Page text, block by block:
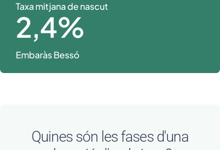
Taxa mitjana de nascut
2,4%
Embaràs Bessó
Quines són les fases d'una